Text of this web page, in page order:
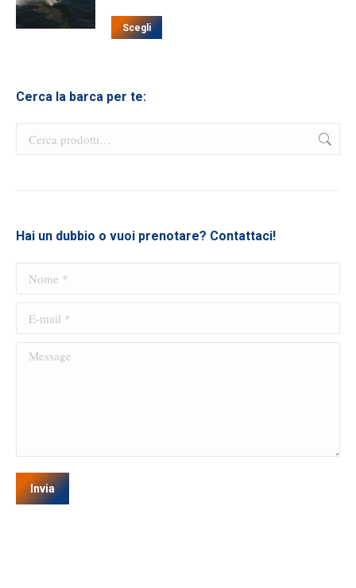
Scegli
Questo
prodotto
Le
pagina
del
Cerca la barca per te:
Hai un dubbio o vuoi prenotare? Contattaci!
Nome *
E-mail *
Message
Invia